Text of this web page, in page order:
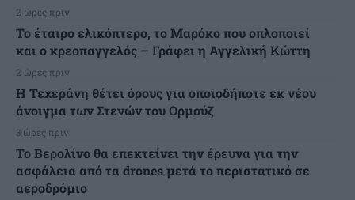
2 ώρες πριν
Το έταιρο ελικόπτερο, το Μαρόκο που οπλοποιεί
και ο κρεοπαγγελός – Γράφει η Αγγελική Κώττη
2 ώρες πριν
Η Τεχεράνη θέτει όρους για οποιοδήποτε εκ νέου
άνοιγμα των Στενών του Ορμούζ
3 ώρες πριν
Το Βερολίνο θα επεκτείνει την έρευνα για την
ασφάλεια από τα drones μετά το περιστατικό σε
αεροδρόμιο